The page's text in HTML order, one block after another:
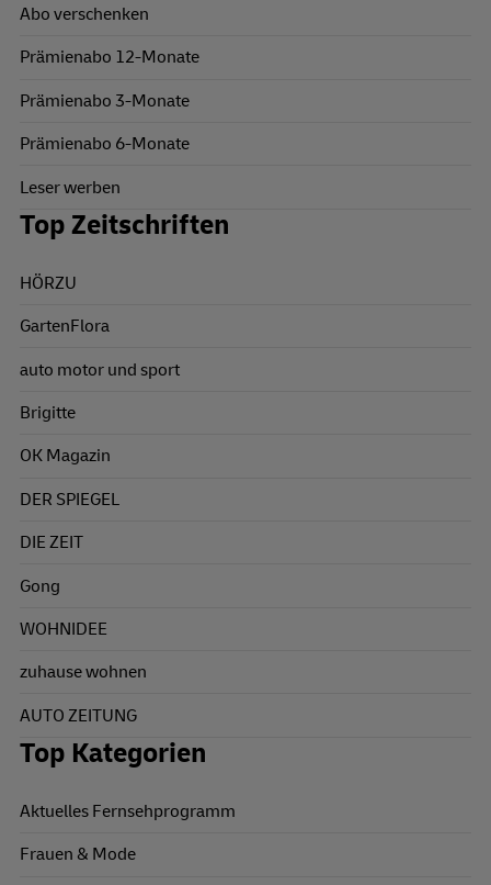
Abo verschenken
Prämienabo 12-Monate
Prämienabo 3-Monate
Prämienabo 6-Monate
Leser werben
Top Zeitschriften
HÖRZU
GartenFlora
auto motor und sport
Brigitte
OK Magazin
DER SPIEGEL
DIE ZEIT
Gong
WOHNIDEE
zuhause wohnen
AUTO ZEITUNG
Top Kategorien
Aktuelles Fernsehprogramm
Frauen & Mode